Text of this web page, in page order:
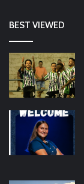
BEST VIEWED